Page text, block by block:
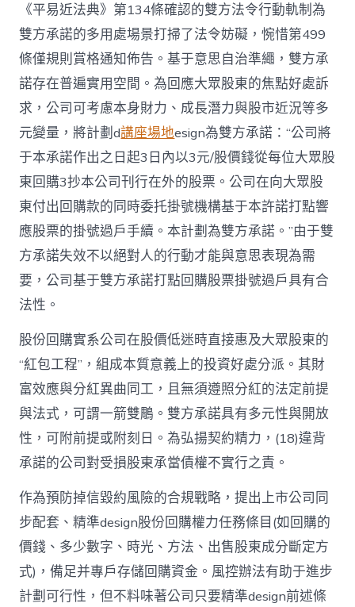
《平易近法典》第134條確認的雙方法令行動軌制為
雙方承諾的多用處場景打掃了法令妨礙，惋惜第499
條僅規則賞格通知佈告。基于意思自治準繩，雙方承
諾存在普遍實用空間。為回應大眾股東的焦點好處訴
求，公司可考慮本身財力、成長潛力與股市近況等多
元變量，將計劃d講座場地esign為雙方承諾：“公司將
于本承諾作出之日起3日內以3元/股價錢從每位大眾股
東回購3抄本公司刊行在外的股票。公司在向大眾股
東付出回購款的同時委托掛號機構基于本許諾打點響
應股票的掛號過戶手續。本計劃為雙方承諾。”由于雙
方承諾失效不以絕對人的行動才能與意思表現為需
要，公司基于雙方承諾打點回購股票掛號過戶具有合
法性。
股份回購實系公司在股價低迷時直接惠及大眾股東的
“紅包工程”，組成本質意義上的投資好處分派。其財
富效應與分紅異曲同工，且無須遵照分紅的法定前提
與法式，可謂一箭雙鵰。雙方承諾具有多元性與開放
性，可附前提或附刻日。為弘揚契約精力，(18)違背
承諾的公司對受損股東承當債權不實行之責。
作為預防掉信毀約風險的合規戰略，提出上市公司同
步配套、精準design股份回購權力任務條目(如回購的
價錢、多少數字、時光、方法、出售股東成分斷定方
式)，備足并專戶存儲回購資金。風控辦法有助于進步
計劃可行性，但不料味著公司只要精準design前述條